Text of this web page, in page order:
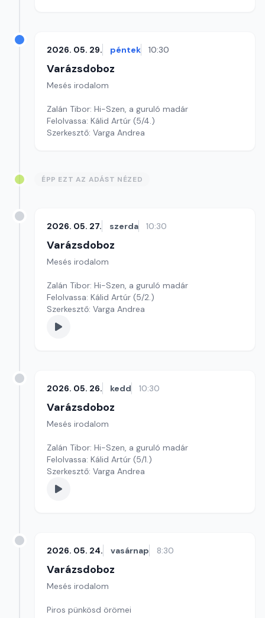
2026. 05. 29. péntek 10:30
Varázsdoboz
Mesés irodalom
Zalán Tibor: Hi-Szen, a guruló madár
Felolvassa: Kálid Artúr (5/4.)
Szerkesztő: Varga Andrea
ÉPP EZT AZ ADÁST NÉZED
2026. 05. 27. szerda 10:30
Varázsdoboz
Mesés irodalom
Zalán Tibor: Hi-Szen, a guruló madár
Felolvassa: Kálid Artúr (5/2.)
Szerkesztő: Varga Andrea
2026. 05. 26. kedd 10:30
Varázsdoboz
Mesés irodalom
Zalán Tibor: Hi-Szen, a guruló madár
Felolvassa: Kálid Artúr (5/1.)
Szerkesztő: Varga Andrea
2026. 05. 24. vasárnap 8:30
Varázsdoboz
Mesés irodalom
Piros pünkösd örömei